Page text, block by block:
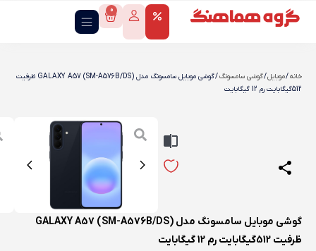
0
خانه/موبایل/گوشی سامسونگ
/ گوشی موبایل سامسونگ مدل GALAXY A57 (SM-A576B/DS) ظرفیت
512گیگابایت رم 12 گیگابایت
گوشی موبایل سامسونگ مدل GALAXY A57 (SM-A576B/DS)
ظرفیت 512گیگابایت رم 12 گیگابایت